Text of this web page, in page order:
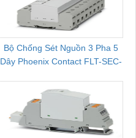
Bộ Chống Sét Nguồn 3 Pha 5
Dây Phoenix Contact FLT-SEC-